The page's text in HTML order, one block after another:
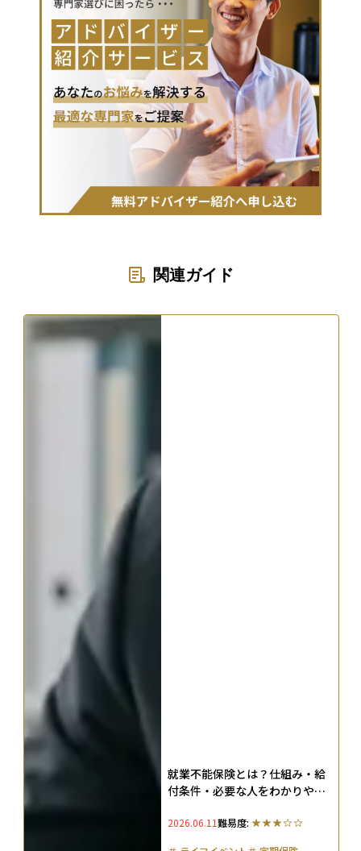
関連ガイド
就業不能保険とは？仕組み・給
付条件・必要な人をわかりやす
2026.06.11難易度: